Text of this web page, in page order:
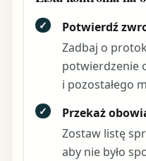
✓
Potwierdź
Zadbaj o
potwierdzenie
i pozostałego
✓
Przekaż
Zostaw listę
aby nie było